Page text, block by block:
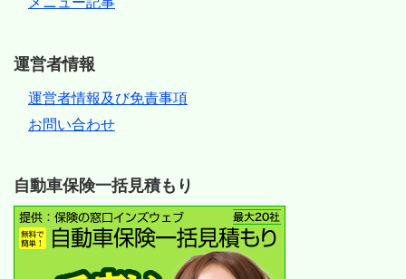
運営者情報
運営者情報及び免責事項
お問い合わせ
自動車保険一括見積もり